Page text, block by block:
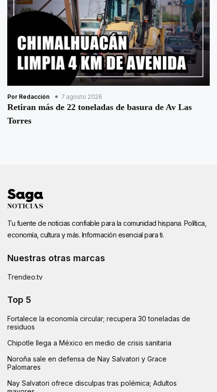
Por Redacción 7 agosto 2026
Retiran más de 22 toneladas de basura de Av Las
Torres
Tu fuente de noticias confiable para la comunidad hispana. Política,
economía, cultura y más. Información esencial para ti.
Nuestras otras marcas
Trendeo.tv
Top 5
Fortalece la economía circular; recupera 30 toneladas de
residuos
Chipotle llega a México en medio de crisis sanitaria
Noroña sale en defensa de Nay Salvatori y Grace
Palomares
Nay Salvatori ofrece disculpas tras polémica; Adultos